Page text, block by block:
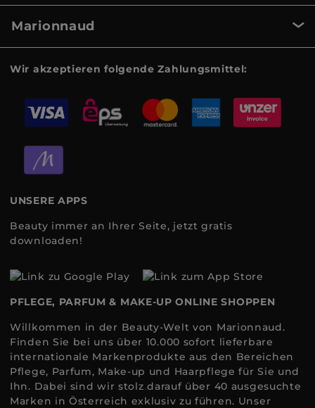
Marionnaud
Wir akzeptieren folgende Zahlungsmittel:
UNSERE APPS
Beauty immer an Ihrer Seite, jetzt gratis
downloaden!
PFLEGE, PARFUM & MAKE-UP ONLINE SHOPPEN
Willkommen in der Beauty-Welt von Marionnaud.
Finden Sie bei uns über 10.000 sofort lieferbare
internationale Markenprodukte aus den Bereichen
Pflege, Parfum, Make-up und Haarpflege für Sie und
Ihn. Dabei sind wir stolz darauf über 40 ausgesuchte
Marken in Österreich exklusiv zu führen. Unser